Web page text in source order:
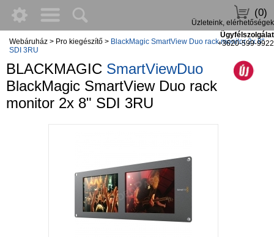
(0)
Üzleteink, elérhetőségek
Ügyfélszolgálat
+3620-599-9922
Webáruház > Pro kiegészítő > BlackMagic SmartView Duo rack monitor 2x 8"
SDI 3RU
BLACKMAGIC SmartViewDuo
BlackMagic SmartView Duo rack
monitor 2x 8" SDI 3RU